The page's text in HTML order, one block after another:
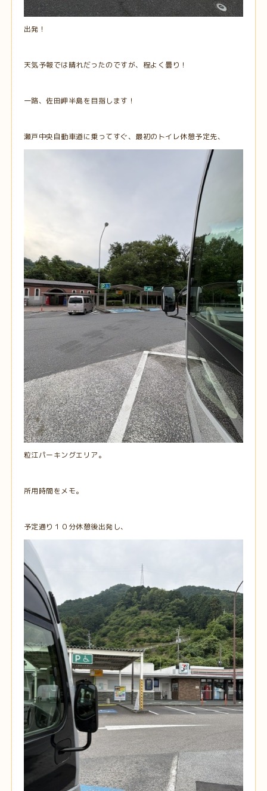
出発！
天気予報では晴れだったのですが、程よく曇り！
一路、佐田岬半島を目指します！
瀬戸中央自動車道に乗ってすぐ、最初のトイレ休憩予定先、
粒江パーキングエリア。
所用時間をメモ。
予定通り１０分休憩後出発し、